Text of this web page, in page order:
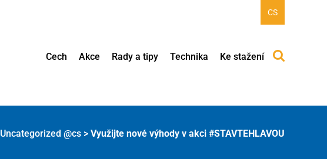
CS
Cech Akce Rady a tipy Technika Ke stažení
Uncategorized @cs > Využijte nové výhody v akci #STAVTEHLAVOU